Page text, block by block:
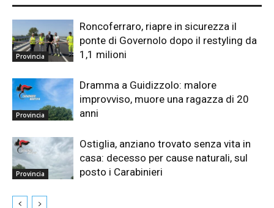
Provincia
Roncoferraro, riapre in sicurezza il
ponte di Governolo dopo il restyling da
1,1 milioni
Provincia
Dramma a Guidizzolo: malore
improvviso, muore una ragazza di 20
anni
Provincia
Ostiglia, anziano trovato senza vita in
casa: decesso per cause naturali, sul
posto i Carabinieri